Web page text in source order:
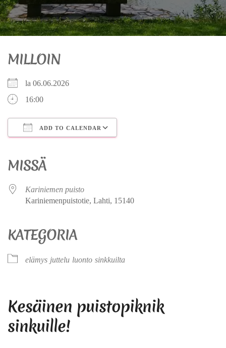
MILLOIN
la 06.06.2026
16:00
ADD TO CALENDAR
MISSÄ
Kariniemen puisto
Kariniemenpuistotie, Lahti, 15140
KATEGORIA
elämys juttelu luonto sinkkuilta
Kesäinen puistopiknik
sinkuille!